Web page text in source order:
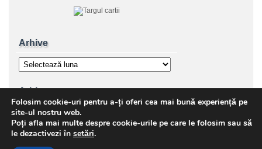
Arhive
Arhive
Arhive
Arhive
Folosim cookie-uri pentru a-ți oferi cea mai bună experiență pe
site-ul nostru web.
Poți afla mai multe despre cookie-urile pe care le folosim sau să
le dezactivezi în setări.